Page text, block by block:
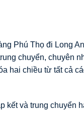
Phú Thọ đi Long
chuyển, chuyên
hai chiều từ tất cả
kết và trung chuyển